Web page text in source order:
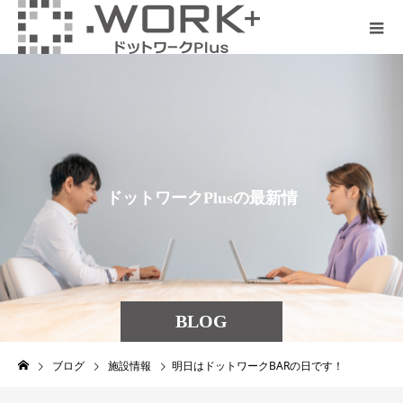
BLOG
ド ットワークP lusの最新情報を発 し
ブログ 施設情報 明日はドットワークBARの日です！